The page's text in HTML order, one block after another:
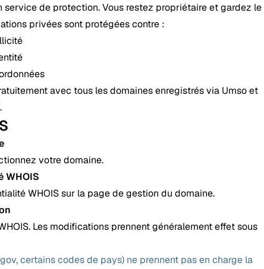
service de protection. Vous restez propriétaire et gardez le
privées sont protégées contre :
avec tous les domaines enregistrés via Umso et
votre domaine.
WHOIS
WHOIS sur la page de gestion du domaine.
Les modifications prennent généralement effet sous
certains codes de pays) ne prennent pas en charge la